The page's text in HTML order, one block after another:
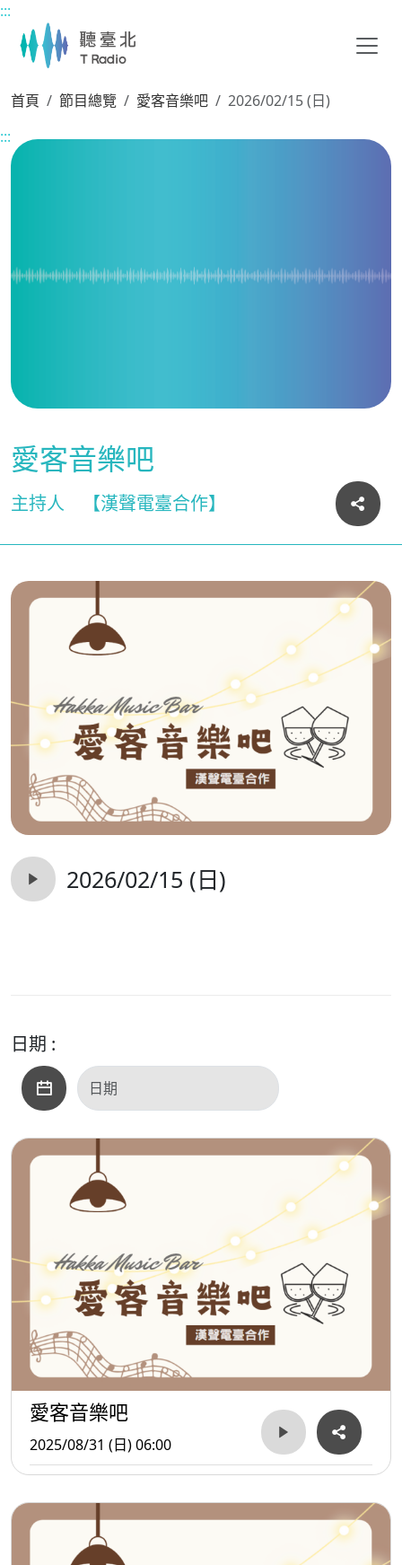
主要內容區塊
:::
首頁 節目總覽 愛客音樂吧
2026/02/15 (日)
:::
愛客音樂吧
主持人 【漢聲電臺合作】
2026/02/15 (日)
日期 :
愛客音樂吧
2025/08/31 (日) 06:00